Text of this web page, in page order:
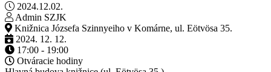
2024.12.02.
Admin SZJK
Knižnica Józsefa Szinnyeiho v Komárne, ul. Eötvösa 35.
2024. 12. 12.
17:00 - 19:00
Otváracie hodiny